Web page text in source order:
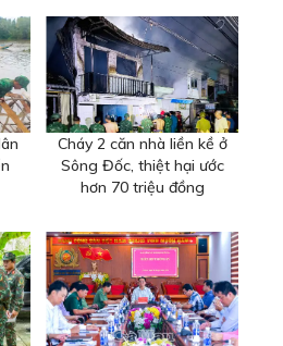
Cháy 2 căn nhà liền kề ở
Sông Đốc, thiệt hại ước
hơn 70 triệu đồng